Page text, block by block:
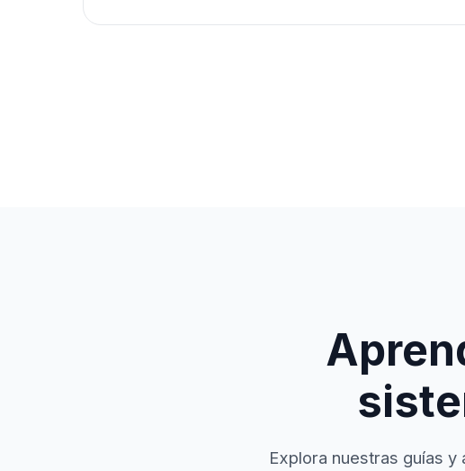
Explora nuestras guías